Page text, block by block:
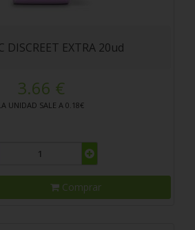
DISCREET EXTRA 20ud
3.66 €
UNIDAD SALE A 0.18€
Comprar